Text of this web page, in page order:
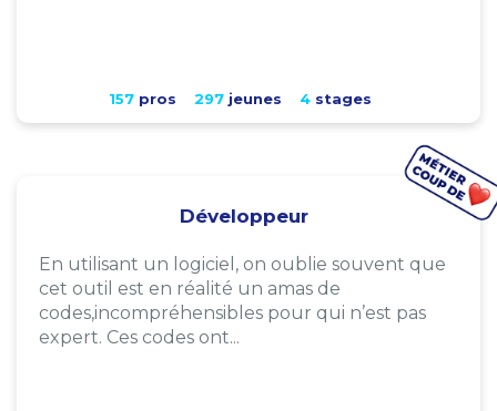
157pros 297jeunes 4stages
Développeur
En utilisant un logiciel, on oublie souvent que
cet outil est en réalité un amas de
codes,incompréhensibles pour qui n’est pas
expert. Ces codes ont...